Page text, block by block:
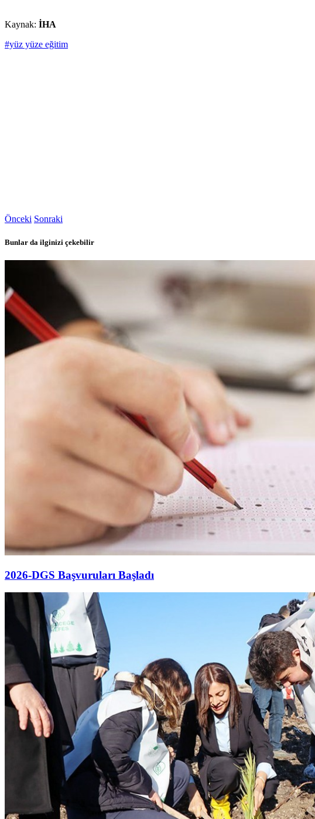
Kaynak: İHA
#yüz yüze eğitim
Önceki Sonraki
Bunlar da ilginizi çekebilir
2026-DGS Başvuruları Başladı